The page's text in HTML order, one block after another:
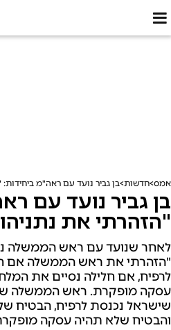
אמס חדשות בן גביר נועד עם ראה"מ
בן גביר נועד עם
"הזהרתי את
לאחר שנועד עם ראש הממשלה
"הזהרתי את ראש הממשלה אם
לרפיח, אם חלילה נסיים את
עסקה מופקרת. ראש הממשלה
שישראל נכנסת לרפיח, הבטיח
והבטיח שלא תהיה עסקה